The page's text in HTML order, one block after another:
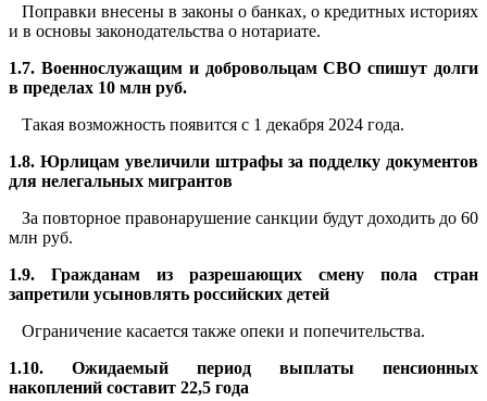
Поправки внесены в законы о банках, о кредитных историях
и в основы законодательства о нотариате.
1.7. Военнослужащим и добровольцам СВО спишут долги
в пределах 10 млн руб.
Такая возможность появится с 1 декабря 2024 года.
1.8. Юрлицам увеличили штрафы за подделку документов
для нелегальных мигрантов
За повторное правонарушение санкции будут доходить до 60
млн руб.
1.9. Гражданам из разрешающих смену пола стран
запретили усыновлять российских детей
Ограничение касается также опеки и попечительства.
1.10. Ожидаемый период выплаты пенсионных
накоплений составит 22,5 года